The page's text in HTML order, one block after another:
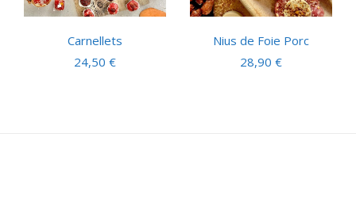
Carnellets
24,50 €
Nius de Foie Porc
28,90 €